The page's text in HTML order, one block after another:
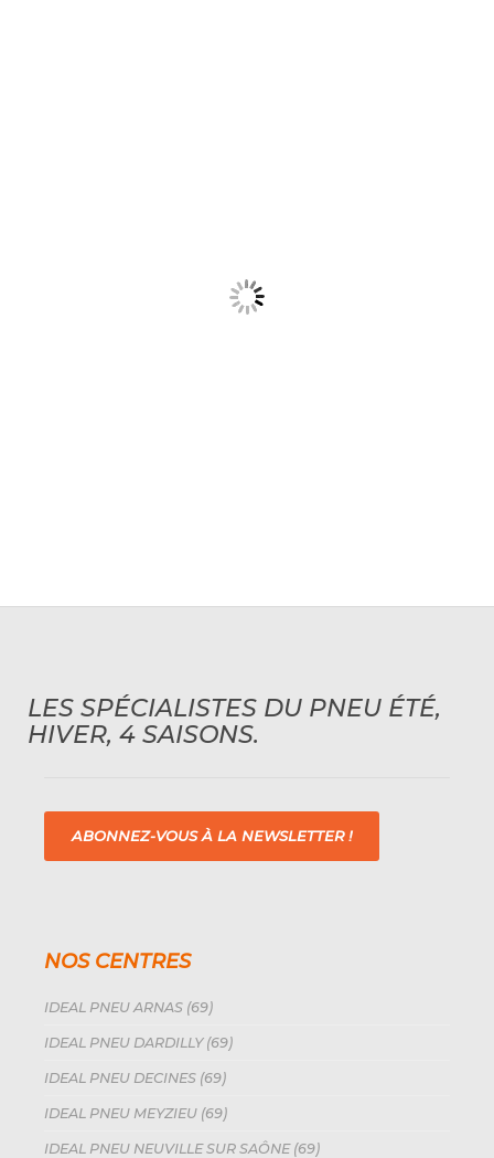
LES SPÉCIALISTES DU PNEU ÉTÉ,
HIVER, 4 SAISONS.
ABONNEZ-VOUS À LA NEWSLETTER !
NOS CENTRES
IDEAL PNEU ARNAS (69)
IDEAL PNEU DARDILLY (69)
IDEAL PNEU DECINES (69)
IDEAL PNEU MEYZIEU (69)
IDEAL PNEU NEUVILLE SUR SAÔNE (69)